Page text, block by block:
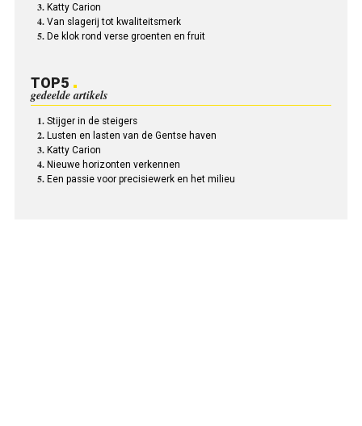
Katty Carion
Van slagerij tot kwaliteitsmerk
De klok rond verse groenten en fruit
TOP5
gedeelde artikels
Stijger in de steigers
Lusten en lasten van de Gentse haven
Katty Carion
Nieuwe horizonten verkennen
Een passie voor precisiewerk en het milieu